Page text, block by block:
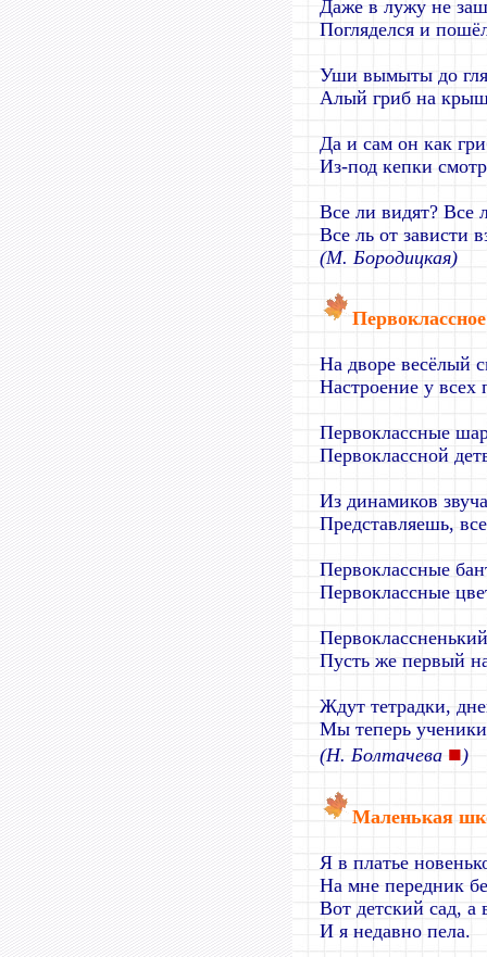
Даже в лужу не
Погляделся и
Уши вымыты до
Алый гриб на
Да и сам он как
Из-под кепки
Все ли видят? Все
Все ль от зависти
(М. Бородицкая)
Первоклассное
На дворе весёлый
Настроение у всех
Первоклассные
Первоклассной
Из динамиков
Представляешь,
Первоклассные
Первоклассные
Пусть же первый
Ждут тетрадки,
Мы теперь
(Н. Болтачева ■)
Маленькая
Я в платье
На мне передник
Вот детский сад, а
И я недавно пела.